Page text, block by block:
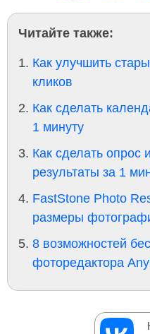
Читайте также:
Как улучшить
кликов
Как сделать
1 минуту
Как сделать опрос
результаты за 1
FastStone Photo
размеры
8 возможностей
фоторедактора